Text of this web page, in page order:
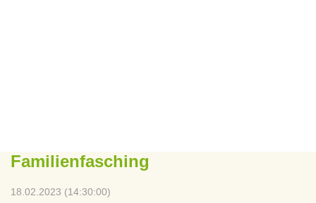
Familienfasching
18.02.2023 (14:30:00)